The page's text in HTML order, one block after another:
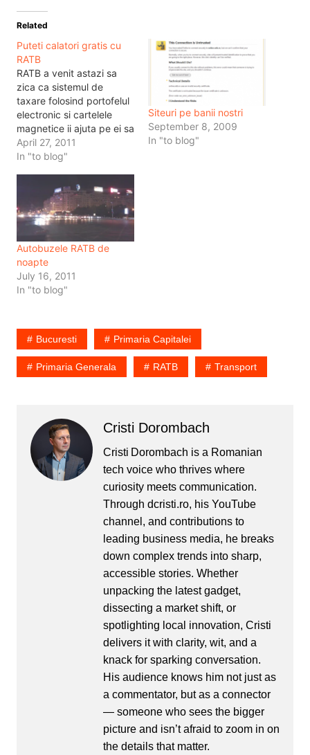
Related
Puteti calatori gratis cu
RATB
RATB a venit astazi sa
zica ca sistemul de
taxare folosind portofelul
electronic si cartelele
magnetice ii ajuta pe ei sa
stie ce linii de transport
sunt mai aglomerate, pe
intampla asta. Astfel, zic
ei, ar putea sa
imbunatateasca
transportul in comun.
Totodata oficialii RATB…
April 27, 2011
In "to blog"
Siteuri pe banii nostri
September 8, 2009
In "to blog"
Autobuzele RATB de
noapte
July 16, 2011
In "to blog"
Bucuresti Primaria Capitalei
Primaria Generala RATB Transport
Cristi Dorombach
Cristi Dorombach is a Romanian
tech voice who thrives where
curiosity meets communication.
Through dcristi.ro, his YouTube
channel, and contributions to
leading business media, he breaks
down complex trends into sharp,
accessible stories. Whether
unpacking the latest gadget,
dissecting a market shift, or
spotlighting local innovation, Cristi
delivers it with clarity, wit, and a
knack for sparking conversation.
His audience knows him not just as
a commentator, but as a connector
— someone who sees the bigger
picture and isn’t afraid to zoom in on
the details that matter.